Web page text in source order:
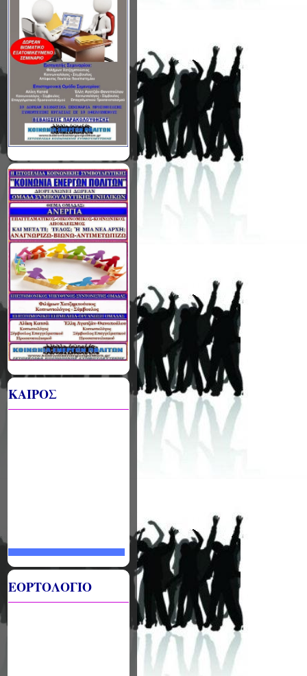
ΚΑΙΡΟΣ
ΕΟΡΤΟΛΟΓΙΟ